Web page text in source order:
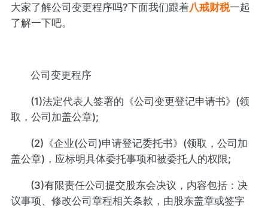
大家了解公司变更程序吗?下面我们跟着八戒财税一起
了解一下吧。
公司变更程序
(1)法定代表人签署的《公司变更登记申请书》(领
取，公司加盖公章);
(2)《企业(公司)申请登记委托书》(领取，公司加
盖公章)，应标明具体委托事项和被委托人的权限;
(3)有限责任公司提交股东会决议，内容包括：决
议事项、修改公司章程相关条款，由股东盖章或签字